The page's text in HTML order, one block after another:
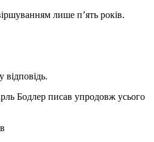
лише п’ять років.
відповідь.
Бодлер писав упродовж усього